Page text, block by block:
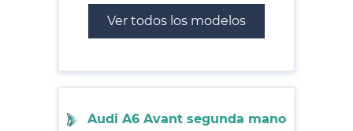
Ver todos los modelos
Audi A6 Avant segunda mano